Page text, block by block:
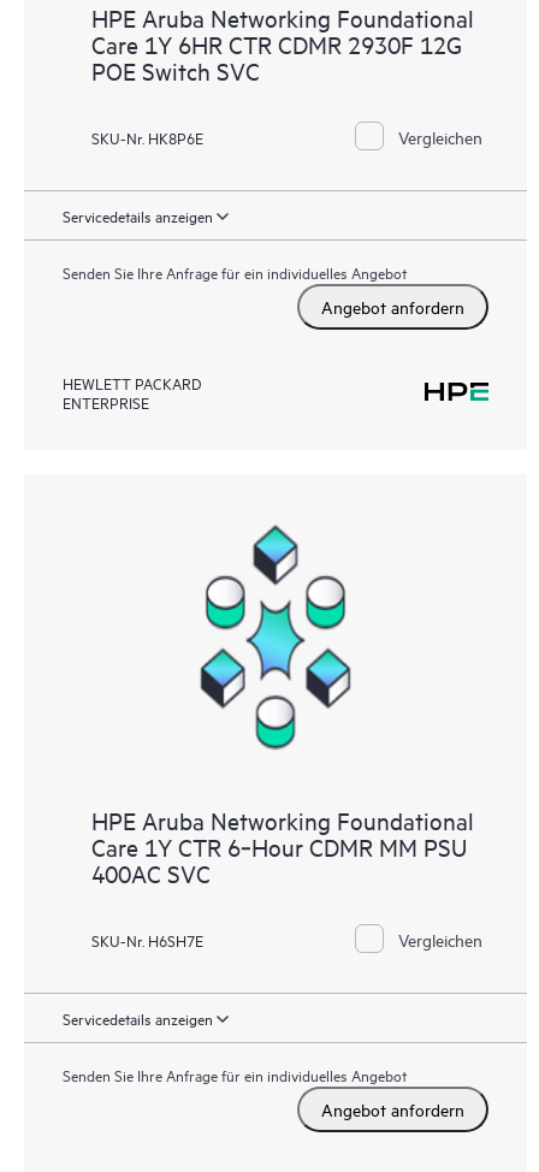
HPE Aruba Networking Foundational
Care 1Y 6HR CTR CDMR 2930F 12G
POE Switch SVC
SKU-Nr. HK8P6E Vergleichen
Servicedetails anzeigen
Senden Sie Ihre Anfrage für ein individuelles Angebot
Angebot anfordern
HEWLETT PACKARD
ENTERPRISE
HPE Aruba Networking Foundational
Care 1Y CTR 6‑Hour CDMR MM PSU
400AC SVC
SKU-Nr. H6SH7E Vergleichen
Servicedetails anzeigen
Senden Sie Ihre Anfrage für ein individuelles Angebot
Angebot anfordern